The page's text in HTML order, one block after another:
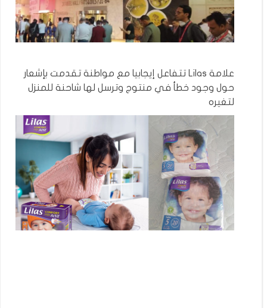
علامة Lilas تتفاعل إيجابيا مع مواطنة تقدمت بإشعار
حول وجود خطأ في منتوج وترسل لها شاحنة للمنزل
لتغيره